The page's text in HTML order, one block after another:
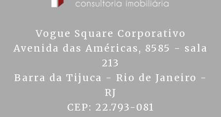
Vogue Square Corporativo
Avenida das Américas, 8585 - sala
213
Barra da Tijuca - Rio de Janeiro -
RJ
CEP: 22.793-081